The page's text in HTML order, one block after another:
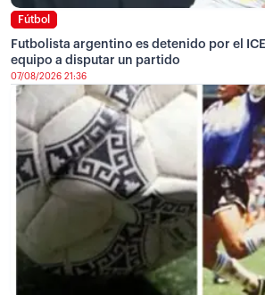
Fútbol
Futbolista argentino es detenido por el
equipo a disputar un partido
07/08/2026 21:36